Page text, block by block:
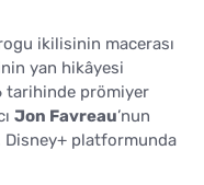
ikilisinin macerası
yan hikâyesi
tarihinde prömiyer
Jon Favreau’nun
platformunda